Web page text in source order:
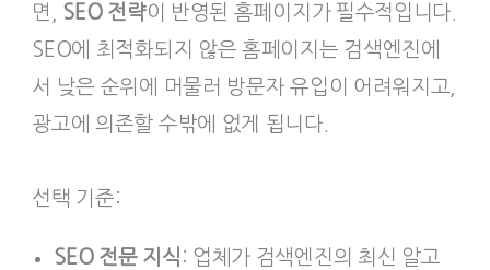
면, SEO 전략이 반영된 홈페이지가 필수적입니다.
SEO에 최적화되지 않은 홈페이지는 검색엔진에
서 낮은 순위에 머물러 방문자 유입이 어려워지고,
광고에 의존할 수밖에 없게 됩니다.
선택 기준:
SEO 전문 지식 : 업체가 검색엔진의 최신 알고